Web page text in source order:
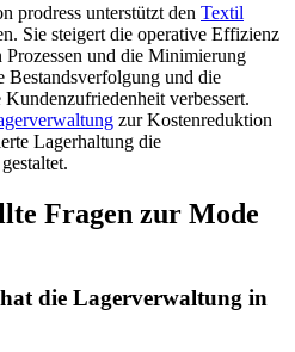
prodress unterstützt den Textil
Sie steigert die operative Effizienz
und die Minimierung
Bestandsverfolgung und die
verbessert.
zur Kostenreduktion
Lagerhaltung die
Fragen zur Mode
die Lagerverwaltung in